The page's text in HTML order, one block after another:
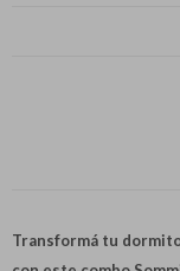
Transformá tu